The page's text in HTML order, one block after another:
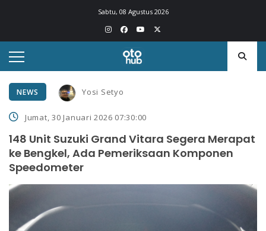
Sabtu, 08 Agustus 2026
NEWS Yosi Setyo
Jumat, 30 Januari 2026 07:30:00
148 Unit Suzuki Grand Vitara Segera Merapat
ke Bengkel, Ada Pemeriksaan Komponen
Speedometer